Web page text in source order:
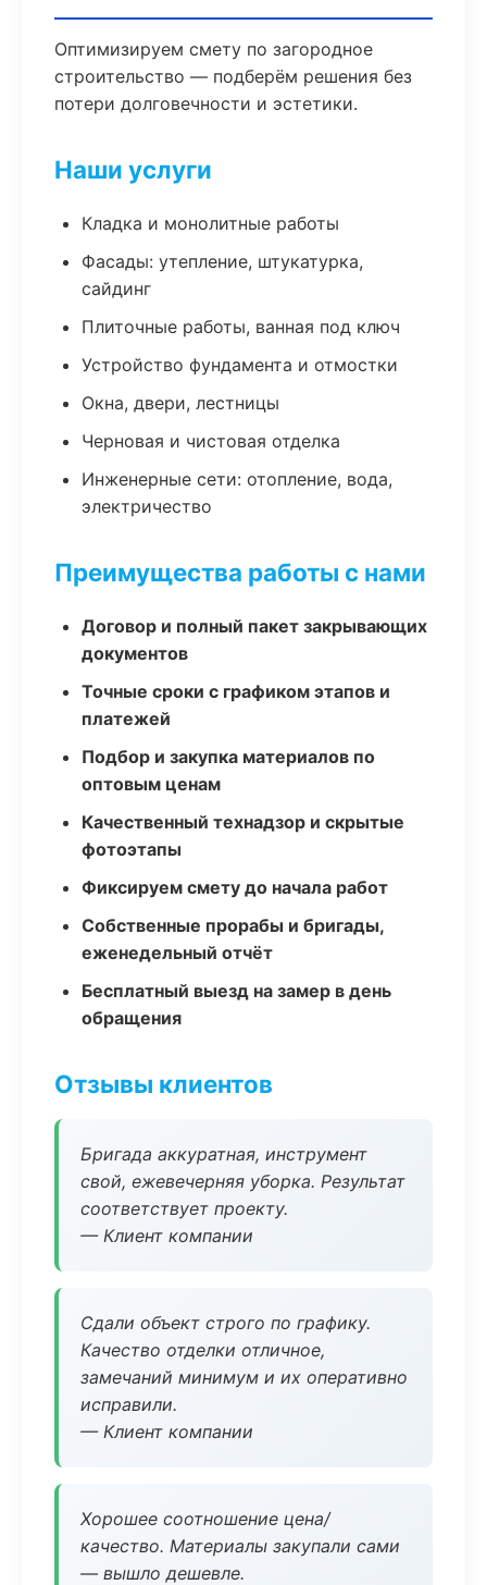
Оптимизируем смету по загородное
строительство — подберём решения без
потери долговечности и эстетики.
Наши услуги
Кладка и монолитные работы
Фасады: утепление, штукатурка,
сайдинг
Плиточные работы, ванная под ключ
Устройство фундамента и отмостки
Окна, двери, лестницы
Черновая и чистовая отделка
Инженерные сети: отопление, вода,
электричество
Преимущества работы с нами
Договор и полный пакет закрывающих
документов
Точные сроки с графиком этапов и
платежей
Подбор и закупка материалов по
оптовым ценам
Качественный технадзор и скрытые
фотоэтапы
Фиксируем смету до начала работ
Собственные прорабы и бригады,
еженедельный отчёт
Бесплатный выезд на замер в день
обращения
Отзывы клиентов
Бригада аккуратная, инструмент
свой, ежевечерняя уборка. Результат
соответствует проекту.
— Клиент компании
Сдали объект строго по графику.
Качество отделки отличное,
замечаний минимум и их оперативно
исправили.
— Клиент компании
Хорошее соотношение цена/
качество. Материалы закупали сами
— вышло дешевле.